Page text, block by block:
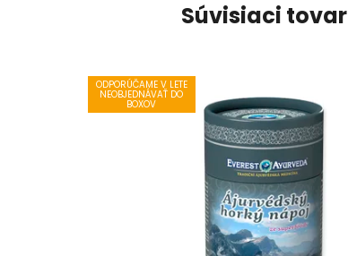
Súvisiaci tovar
ODPORÚČAME V LETE
NEOBJEDNÁVAŤ DO
BOXOV